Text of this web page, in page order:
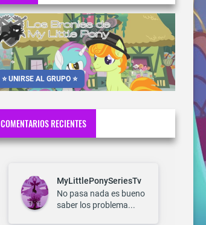
⭐ UNIRSE AL GRUPO ⭐
COMENTARIOS RECIENTES
MyLittlePonySeriesTv
No pasa nada es bueno
saber los problema...